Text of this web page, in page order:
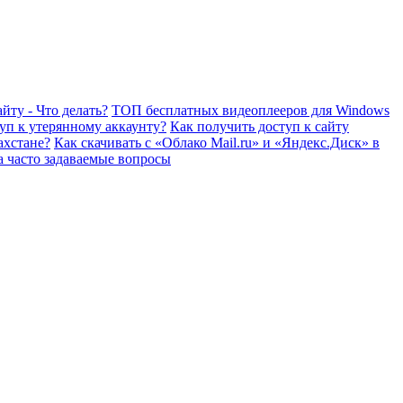
- Что делать? ТОП бесплатных видеоплееров для Windows
к утерянному аккаунту? Как получить доступ к сайту
Как скачивать с «Облако Mail.ru» и «Яндекс.Диск» в
задаваемые вопросы